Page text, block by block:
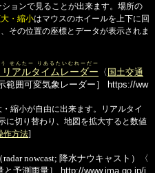
ョンで見ることが出来ます。場所の
・縮小はマウスのホイールを上下に回
その位置の座標とデータが表示されま
アルタイムレーダー
せんたー りあるたいむれーだー
〈 国土交通
範囲可変気象レーダー］
https://ww
縮小が自由に出来ます。リアルタイ
に切り替わり、地図を拡大すると数値
作方法]
（radar nowcast; 降水ナウキャスト）〈
予測雨量］ http://www.jma.go.jp/j